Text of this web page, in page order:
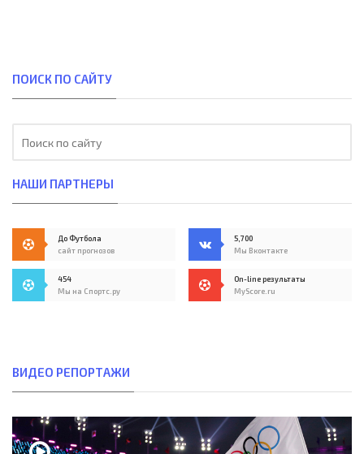
ПОИСК ПО САЙТУ
НАШИ ПАРТНЕРЫ
До Футбола
сайт прогнозов
5,700
Мы Вконтакте
454
Мы на Спортс.ру
On-line результаты
MyScore.ru
ВИДЕО РЕПОРТАЖИ